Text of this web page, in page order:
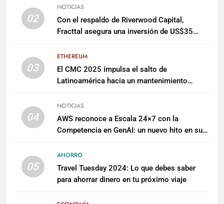
02
NOTICIAS
Con el respaldo de Riverwood Capital,
Fracttal asegura una inversión de US$35
03
ETHEREUM
El CMC 2025 impulsa el salto de
Latinoamérica hacia un mantenimiento
04
NOTICIAS
AWS reconoce a Escala 24×7 con la
Competencia en GenAI: un nuevo hito en su
05
AHORRO
Travel Tuesday 2024: Lo que debes saber
para ahorrar dinero en tu próximo viaje